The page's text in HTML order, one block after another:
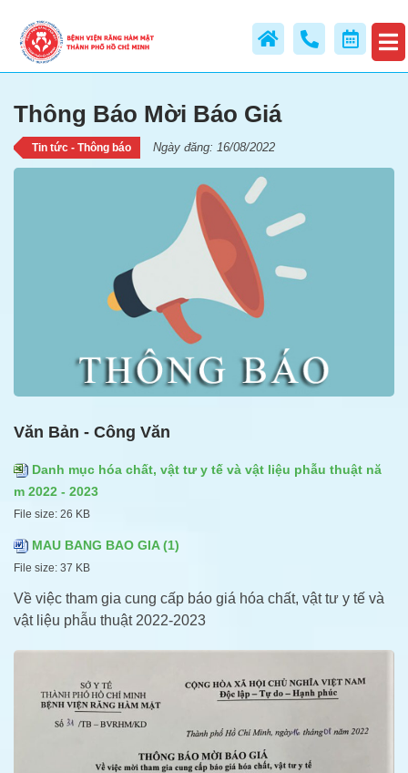
Thông Báo Mời Báo Giá
Thông Báo Mời Báo Giá
Tin tức - Thông báo Ngày đăng: 16/08/2022
Văn Bản - Công Văn
Danh mục hóa chất, vật tư y tế và vật liệu phẫu thuật nă
m 2022 - 2023
File size: 26 KB
MAU BANG BAO GIA (1)
File size: 37 KB
Về việc tham gia cung cấp báo giá hóa chất, vật tư y tế và
vật liệu phẫu thuật 2022-2023